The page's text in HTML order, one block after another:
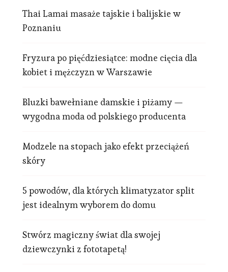
Thai Lamai masaże tajskie i balijskie w
Poznaniu
Fryzura po pięćdziesiątce: modne cięcia dla
kobiet i mężczyzn w Warszawie
Bluzki bawełniane damskie i piżamy —
wygodna moda od polskiego producenta
Modzele na stopach jako efekt przeciążeń
skóry
5 powodów, dla których klimatyzator split
jest idealnym wyborem do domu
Stwórz magiczny świat dla swojej
dziewczynki z fototapetą!